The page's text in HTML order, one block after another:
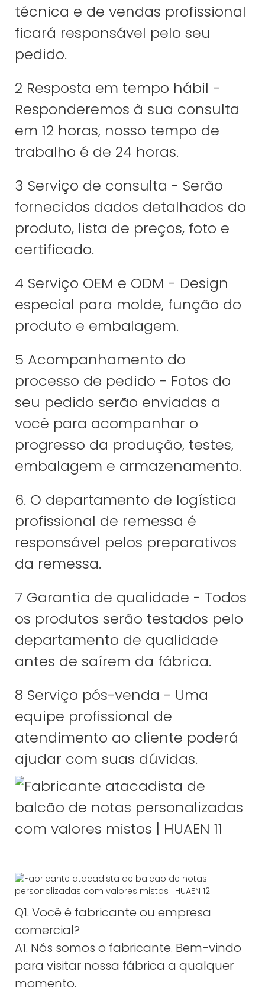
técnica e de vendas profissional
ficará responsável pelo seu
pedido.
2 Resposta em tempo hábil -
Responderemos à sua consulta
em 12 horas, nosso tempo de
trabalho é de 24 horas.
3 Serviço de consulta - Serão
fornecidos dados detalhados do
produto, lista de preços, foto e
certificado.
4 Serviço OEM e ODM - Design
especial para molde, função do
produto e embalagem.
5 Acompanhamento do
processo de pedido - Fotos do
seu pedido serão enviadas a
você para acompanhar o
progresso da produção, testes,
embalagem e armazenamento.
6. O departamento de logística
profissional de remessa é
responsável pelos preparativos
da remessa.
7 Garantia de qualidade - Todos
os produtos serão testados pelo
departamento de qualidade
antes de saírem da fábrica.
8 Serviço pós-venda - Uma
equipe profissional de
atendimento ao cliente poderá
ajudar com suas dúvidas.
Q1. Você é fabricante ou empresa
comercial?
A1. Nós somos o fabricante. Bem-vindo
para visitar nossa fábrica a qualquer
momento.